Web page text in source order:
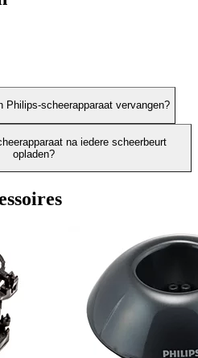
Philips-scheerapparaat vervangen?
na iedere scheerbeurt
opladen?